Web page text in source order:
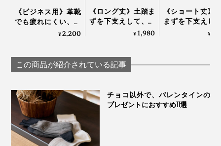
《ビジネス用》革靴
でも疲れにくい、ず
り落ちにくい「スー
¥2,200
《ロング丈》土踏ま
ずを下支えして、足
底筋をサポートする
ッグ
¥1,980
《ショート丈》
まずを下支えし
足底筋をサポー
¥
この商品が紹介されている記事
チョコ以外で、バレンタインの
プレゼントにおすすめ11選